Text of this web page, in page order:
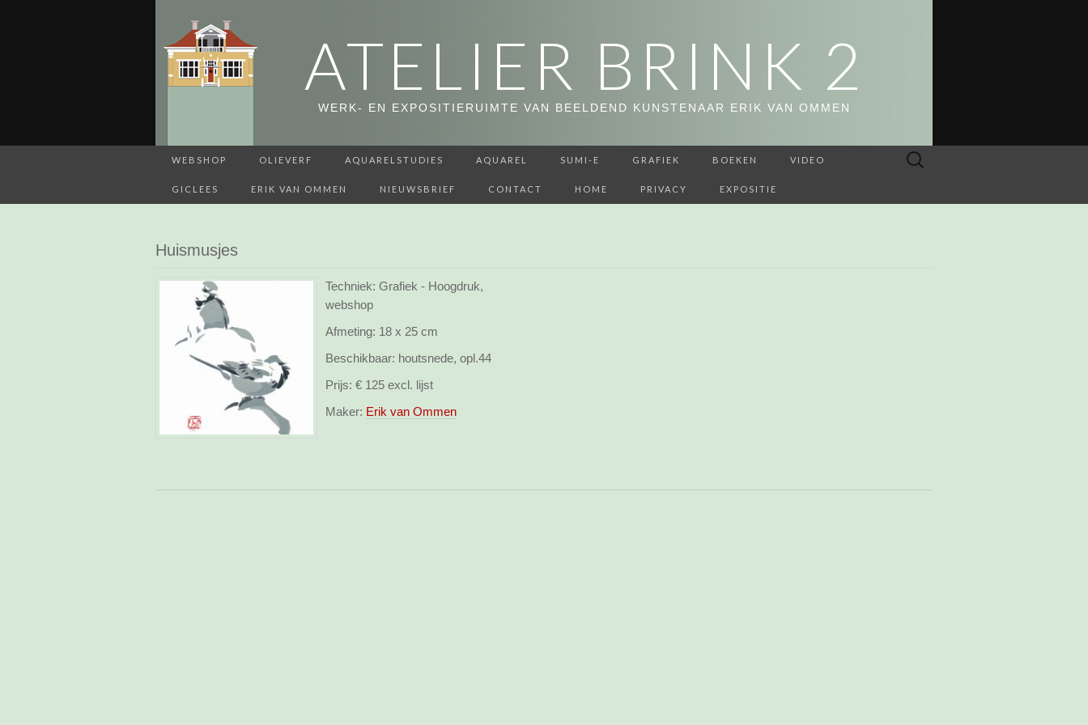
ATELIER BRINK 2
WERK- EN EXPOSITIERUIMTE VAN BEELDEND KUNSTENAAR ERIK VAN OMMEN
WEBSHOP OLIEVERF AQUARELSTUDIES AQUAREL SUMI-E GRAFIEK BOEKEN VIDEO
GICLEES ERIK VAN OMMEN NIEUWSBRIEF CONTACT HOME PRIVACY EXPOSITIE
Zoeken
Huismusjes
Techniek: Grafiek - Hoogdruk,
webshop
Afmeting: 18 x 25 cm
Beschikbaar: houtsnede, opl.44
Prijs: € 125 excl. lijst
Maker: Erik van Ommen